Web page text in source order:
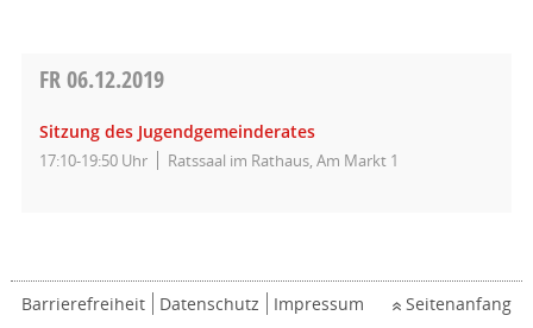
FR06.12.2019
Sitzung des Jugendgemeinderates
17:10-19:50 Uhr Ratssaal im Rathaus, Am Markt 1
Barrierefreiheit Datenschutz Impressum Seitenanfang